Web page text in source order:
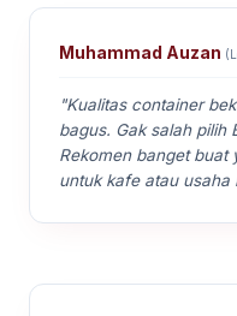
Muhammad Auzan
"Kualitas container
bagus. Gak salah pilih
Rekomen banget buat
untuk kafe atau usaha